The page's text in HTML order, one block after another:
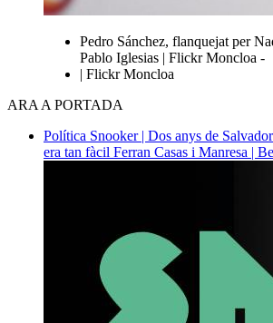
Pedro Sánchez, flanquejat per
Pablo Iglesias | Flickr Moncloa -
| Flickr Moncloa
ARA A PORTADA
Política Snooker | Dos anys de
era tan fàcil Ferran Casas i Manresa |